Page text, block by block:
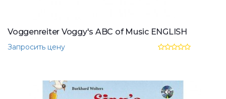
Voggenreiter Voggy's ABC of Music ENGLISH
Запросить цену